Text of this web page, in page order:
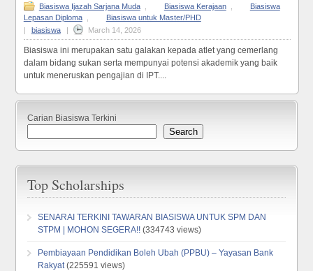
Biasiswa Ijazah Sarjana Muda Biasiswa Kerajaan
Biasiswa
Lepasan Diploma
Biasiswa untuk Master/PHD
biasiswa March 14, 2026
Biasiswa ini merupakan satu galakan kepada atlet yang cemerlang
dalam bidang sukan serta mempunyai potensi akademik yang baik
untuk meneruskan pengajian di IPT....
Carian Biasiswa Terkini
Search
Top Scholarships
SENARAI TERKINI TAWARAN BIASISWA UNTUK SPM DAN
STPM | MOHON SEGERA!! (334743 views)
Pembiayaan Pendidikan Boleh Ubah (PPBU) – Yayasan Bank
Rakyat (225591 views)